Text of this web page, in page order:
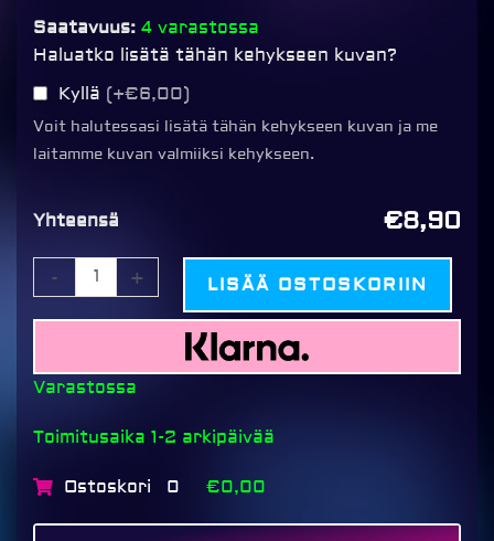
Saatavuus: 4 varastossa
Haluatko lisätä tähän kehykseen kuvan?
Kyllä (+€6,00)
Voit halutessasi lisätä tähän kehykseen kuvan ja me
laitamme kuvan valmiiksi kehykseen.
Yhteensä €8,90
-
Hama
Madrid
kehys
20x30cm,
kulta
määrä
+ LISÄÄ OSTOSKORIIN
Varastossa
Toimitusaika 1-2 arkipäivää
Ostoskori 0 €0,00